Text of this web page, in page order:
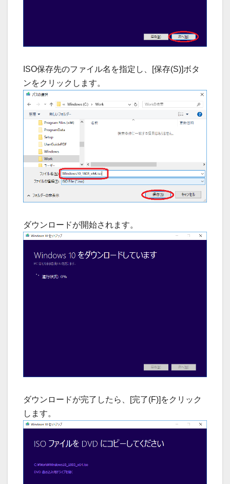
ISO保存先のファイル名を指定し、[保存(S)]ボタ
ンをクリックします。
ダウンロードが開始されます。
ダウンロードが完了したら、[完了(F)]をクリック
します。